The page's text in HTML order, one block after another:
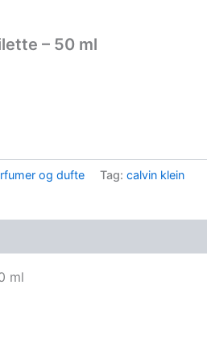
– 50 ml
og dufte Tag: calvin klein
ml